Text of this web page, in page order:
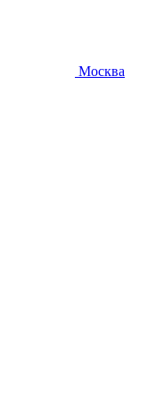
Москва